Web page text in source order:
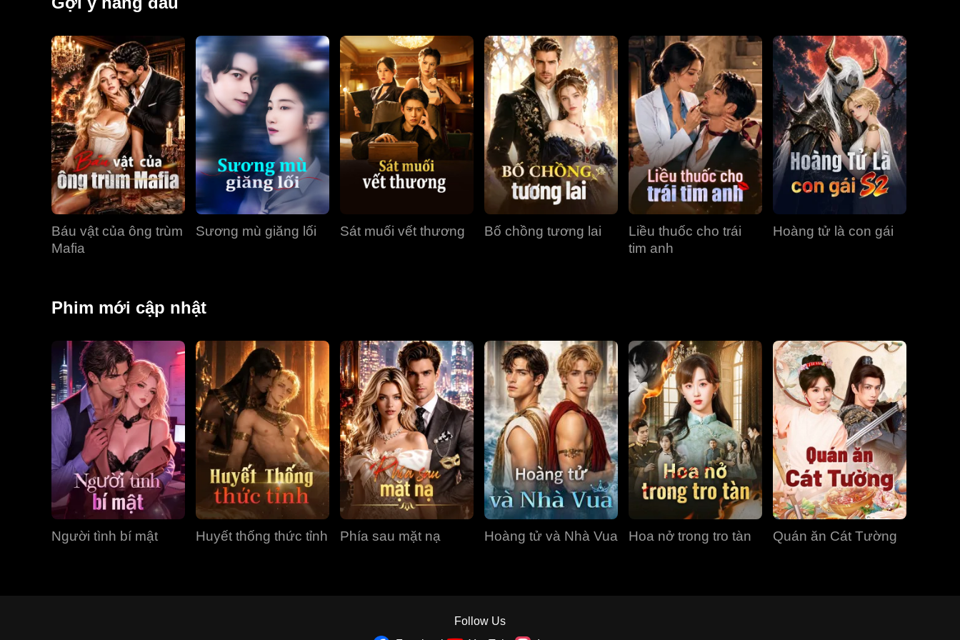
Tập 34 Tập 35 Tập 36
Tập 37 Tập 38 Tập 39
Tập 40
Báu vật của ông trùm
Mafia
Sương mù giăng lối Sát muối vết thương Bố chồng tương lai
Liều thuốc cho trái
tim anh
Hoàng tử là con gái
Phim mới cập nhật
Người tình bí mật Huyết thống thức tỉnh Phía sau mặt nạ Hoàng tử và Nhà Vua Hoa nở trong tro tàn Quán ăn Cát Tường
Follow Us